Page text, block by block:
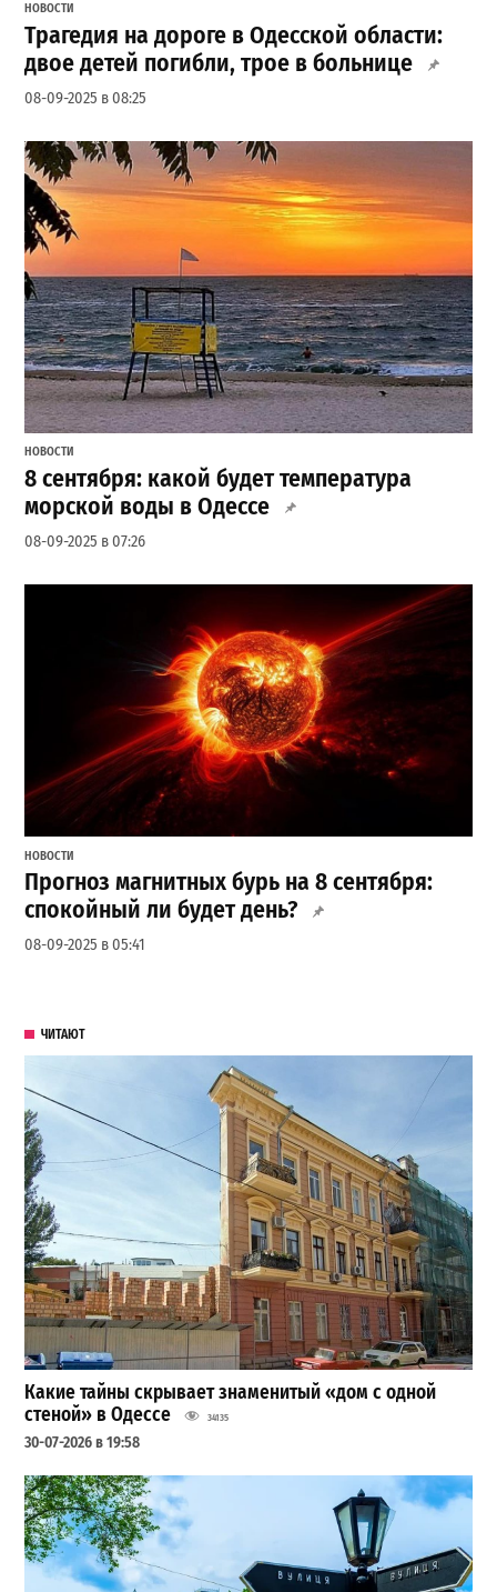
НОВОСТИ
Трагедия на дороге в Одесской области:
двое детей погибли, трое в больнице
08-09-2025 в 08:25
НОВОСТИ
8 сентября: какой будет температура
морской воды в Одессе
08-09-2025 в 07:26
НОВОСТИ
Прогноз магнитных бурь на 8 сентября:
спокойный ли будет день?
08-09-2025 в 05:41
ЧИТАЮТ
Какие тайны скрывает знаменитый «дом с одной
стеной» в Одессе
34135
30-07-2026 в 19:58